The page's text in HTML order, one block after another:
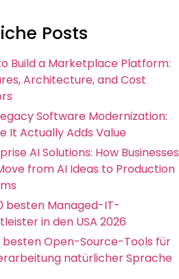
Posts
Build a Marketplace Platform:
Architecture, and Cost
Software Modernization:
It Actually Adds Value
AI Solutions: How Businesses
from AI Ideas to Production
besten Managed-IT-
in den USA 2026
besten Open-Source-Tools für
natürlicher Sprache